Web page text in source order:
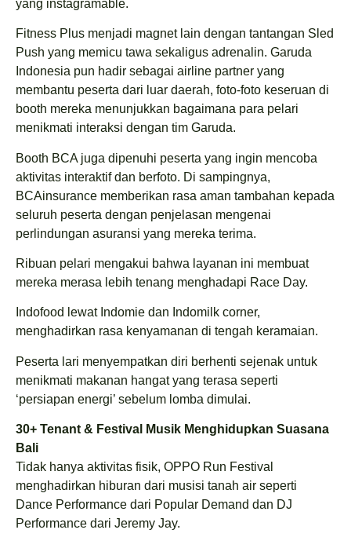
yang instagramable.
Fitness Plus menjadi magnet lain dengan tantangan Sled
Push yang memicu tawa sekaligus adrenalin. Garuda
Indonesia pun hadir sebagai airline partner yang
membantu peserta dari luar daerah, foto-foto keseruan di
booth mereka menunjukkan bagaimana para pelari
menikmati interaksi dengan tim Garuda.
Booth BCA juga dipenuhi peserta yang ingin mencoba
aktivitas interaktif dan berfoto. Di sampingnya,
BCAinsurance memberikan rasa aman tambahan kepada
seluruh peserta dengan penjelasan mengenai
perlindungan asuransi yang mereka terima.
Ribuan pelari mengakui bahwa layanan ini membuat
mereka merasa lebih tenang menghadapi Race Day.
Indofood lewat Indomie dan Indomilk corner,
menghadirkan rasa kenyamanan di tengah keramaian.
Peserta lari menyempatkan diri berhenti sejenak untuk
menikmati makanan hangat yang terasa seperti
‘persiapan energi’ sebelum lomba dimulai.
30+ Tenant & Festival Musik Menghidupkan Suasana
Bali
Tidak hanya aktivitas fisik, OPPO Run Festival
menghadirkan hiburan dari musisi tanah air seperti
Dance Performance dari Popular Demand dan DJ
Performance dari Jeremy Jay.